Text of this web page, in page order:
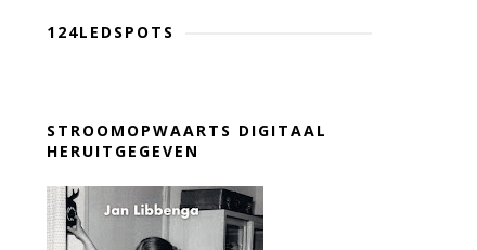
124LEDSPOTS
STROOMOPWAARTS DIGITAAL
HERUITGEGEVEN